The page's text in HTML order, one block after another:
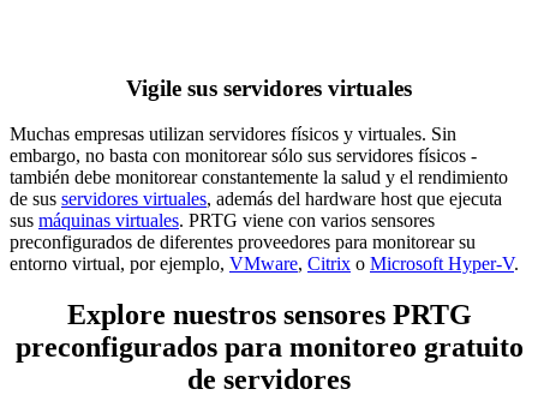
Vigile sus servidores virtuales
Muchas empresas utilizan servidores físicos y virtuales. Sin
embargo, no basta con monitorear sólo sus servidores físicos -
también debe monitorear constantemente la salud y el rendimiento
de sus servidores virtuales, además del hardware host que ejecuta
sus máquinas virtuales. PRTG viene con varios sensores
preconfigurados de diferentes proveedores para monitorear su
entorno virtual, por ejemplo, VMware, Citrix o Microsoft Hyper-V.
Explore nuestros sensores PRTG
preconfigurados para monitoreo gratuito
de servidores